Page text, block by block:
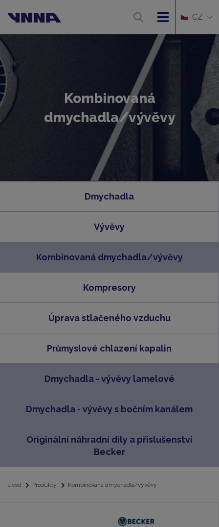
CZ
Kombinovaná
dmychadla/vývěvy
Dmychadla
Vývěvy
Kombinovaná dmychadla/vývěvy
Kompresory
Úprava stlačeného vzduchu
Průmyslové chlazení kapalin
Dmychadla - vývěvy lamelové
Dmychadla - vývěvy s bočním kanálem
Originální náhradní díly a příslušenství
Becker
Úvod Produkty Kombinovaná dmychadla/vývěvy